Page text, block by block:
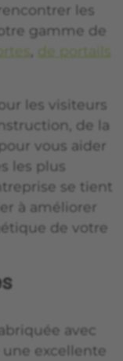
les
gamme de
de portails
les visiteurs
de la
vous aider
les plus
se tient
à améliorer
de votre
avec
excellente